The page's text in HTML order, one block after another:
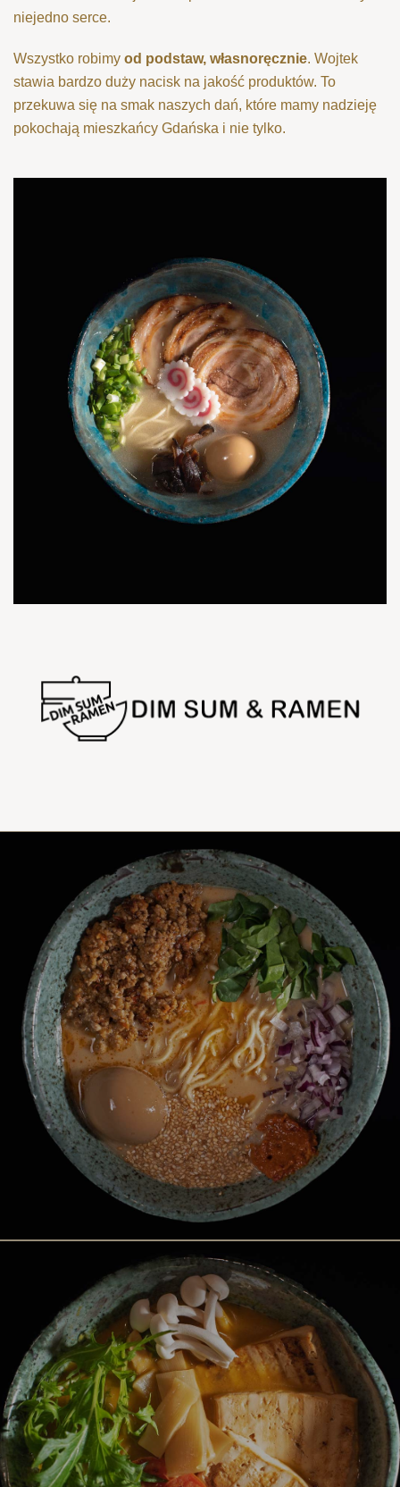
niejedno serce.
Wszystko robimy od podstaw, własnoręcznie. Wojtek
stawia bardzo duży nacisk na jakość produktów. To
przekuwa się na smak naszych dań, które mamy nadzieję
pokochają mieszkańcy Gdańska i nie tylko.